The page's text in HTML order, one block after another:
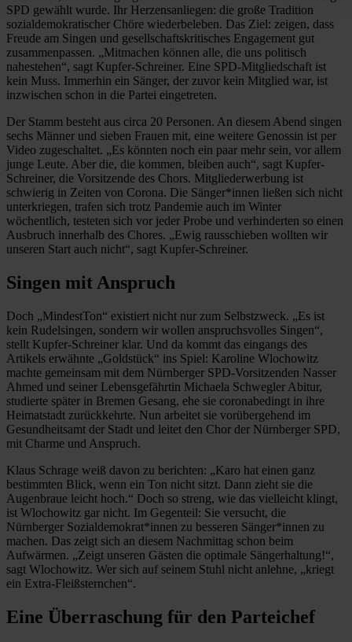
SPD gewählt wurde. Ihr Herzensanliegen: die große Tradition
sozialdemokratischer Chöre wiederbeleben. Das Ziel: zeigen, dass
Freude am Singen und gesellschaftskritisches Engagement gut
zusammenpassen. „Mitmachen können alle, die uns politisch
nahestehen“, sagt Kupfer-Schreiner. Eine SPD-Mitgliedschaft ist
kein Muss. Immerhin ein Sänger, der zuvor kein Mitglied war, ist
inzwischen schon in die Partei eingetreten.
Der Stamm besteht aus circa 20 Personen. An diesem Abend singen
sechs Männer und sieben Frauen mit, eine weitere Genossin ist per
Video zugeschaltet. „Es könnten noch ein paar mehr sein, vor allem
junge Leute. Aber die, die kommen, bleiben auch“, sagt Kupfer-
Schreiner, die Vorsitzende des Chors. Mitgliederwerbung ist
schwierig in Zeiten von Corona. Die Sänger*innen ließen sich nicht
unterkriegen, trafen sich trotz Pandemie auch im Winter
wöchentlich, testeten sich vor jeder Probe und verhinderten so einen
Ausbruch innerhalb des Chores. „Ewig rausschieben wollten wir
unseren Start auch nicht“, sagt Kupfer-Schreiner.
Singen mit Anspruch
Doch „MindestTon“ existiert nicht nur zum Selbstzweck. „Es ist
kein Rudelsingen, sondern wir wollen anspruchsvolles Singen“,
stellt Kupfer-Schreiner klar. Und da kommt das eingangs des
Artikels erwähnte „Goldstück“ ins Spiel: Karoline Wlochowitz
machte gemeinsam mit dem Nürnberger SPD-Vorsitzenden Nasser
Ahmed und seiner Lebensgefährtin Michaela Schwegler Abitur,
studierte später in Bremen Gesang, ehe sie coronabedingt in ihre
Heimatstadt zurückkehrte. Nun arbeitet sie vorübergehend im
Gesundheitsamt der Stadt und leitet den Chor der Nürnberger SPD,
mit Charme und Anspruch.
Klaus Schrage weiß davon zu berichten: „Karo hat einen ganz
bestimmten Blick, wenn ein Ton nicht sitzt. Dann zieht sie die
Augenbraue leicht hoch.“ Doch so streng, wie das vielleicht klingt,
ist Wlochowitz gar nicht. Im Gegenteil: Sie versucht, die
Nürnberger Sozialdemokrat*innen zu besseren Sänger*innen zu
machen. Das zeigt sich an diesem Nachmittag schon beim
Aufwärmen. „Zeigt unseren Gästen die optimale Sängerhaltung!“,
sagt Wlochowitz. Wer sich auf seinem Stuhl nicht anlehne, „kriegt
ein Extra-Fleißsternchen“.
Eine Überraschung für den Parteichef